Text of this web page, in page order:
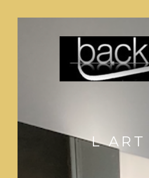
L ART